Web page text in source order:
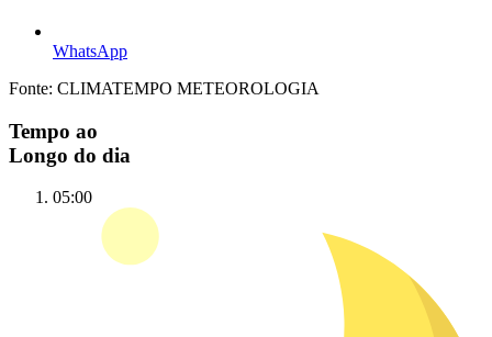
WhatsApp
Fonte: CLIMATEMPO METEOROLOGIA
Tempo ao
Longo do dia
05:00